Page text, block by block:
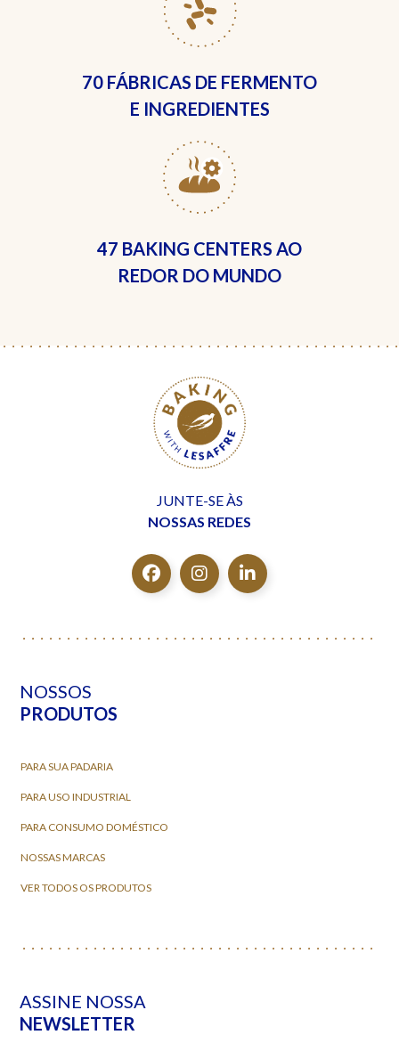
70 FÁBRICAS DE FERMENTO
E INGREDIENTES
47 BAKING CENTERS AO
REDOR DO MUNDO
JUNTE-SE ÀS
NOSSAS REDES
NOSSOS
PRODUTOS
PARA SUA PADARIA
PARA USO INDUSTRIAL
PARA CONSUMO DOMÉSTICO
NOSSAS MARCAS
VER TODOS OS PRODUTOS
ASSINE NOSSA
NEWSLETTER